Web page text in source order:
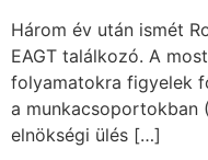
Három év után ismét
EAGT találkozó. A
folyamatokra figyelek
a munkacsoportokban
elnökségi ülés […]